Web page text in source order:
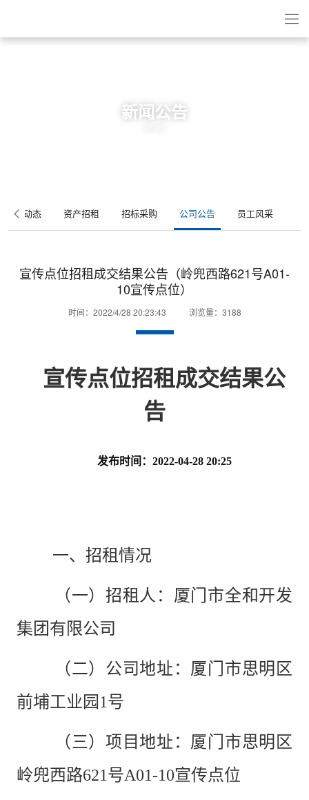
新闻公告
集团动态 资产招租 招标采购 公司公告 员工风采
宣传点位招租成交结果公告（岭兜西路621号A01-
10宣传点位）
时间：2022/4/28 20:23:43 浏览量：3188
宣传点位招租成交结果公
告
发布时间：2022-04-28 20:25
一、招租情况
（一）招租人： 厦门市全和开发
集团有限公司
（二）公司地址： 厦门市思明区
前埔工业园1号
（三）项目地址： 厦门市思明区
岭兜西路621号A01-10宣传点位